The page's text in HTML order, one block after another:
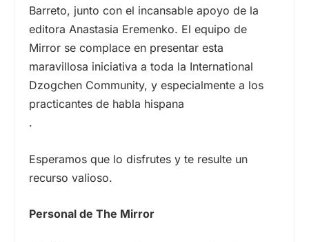
Barreto, junto con el incansable apoyo de la
editora Anastasia Eremenko. El equipo de
Mirror se complace en presentar esta
maravillosa iniciativa a toda la International
Dzogchen Community, y especialmente a los
practicantes de habla hispana
.
Esperamos que lo disfrutes y te resulte un
recurso valioso.
Personal de The Mirror